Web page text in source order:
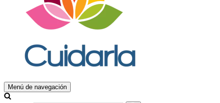
Menú de navegación